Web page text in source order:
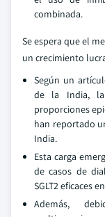
combinada.
Se espera que el
un crecimiento
Según un
de la India, la
proporciones
han reportado
India.
Esta carga
de casos de
SGLT2 eficaces
Además,